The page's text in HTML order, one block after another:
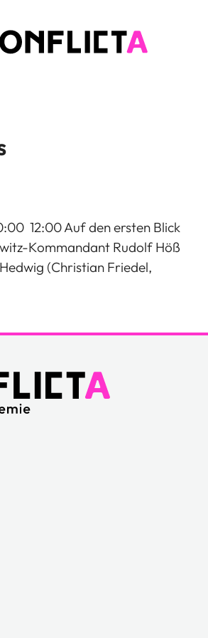
 12:00 Auf den ersten Blick
Kommandant Rudolf Höß
(Christian Friedel,